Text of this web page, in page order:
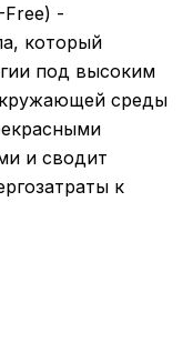
Free) -
который
под высоким
среды
и сводит
к